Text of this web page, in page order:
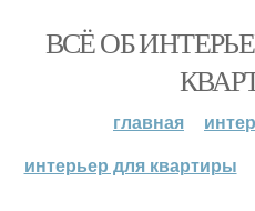
ВСЁ ОБ
главная
интерьер для квартиры